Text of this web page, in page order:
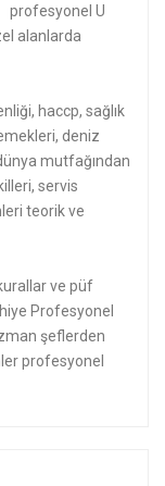
profesyonel U
alanlarda
haccp, sağlık
deniz
mutfağından
servis
teorik ve
ve püf
Profesyonel
şeflerden
profesyonel